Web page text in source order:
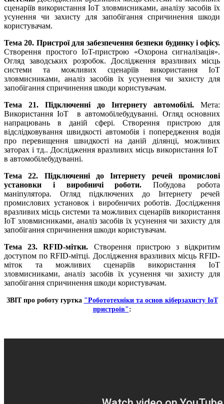
сценаріїв використання IoT зловмисниками, аналізу засобів їх
усунення чи захисту для запобігання спричинення шкоди
користувачам.
Тема 20. Пристрої для забезпечення безпеки будинку і офісу.
Створення простого IoT-пристрою «Охорона сигналізація».
Огляд заводських розробок. Дослідження вразливих місць
системи та можливих сценаріїв використання IoT
зловмисниками, аналіз засобів їх усунення чи захисту для
запобігання спричинення шкоди користувачам.
Тема 21. Підключенні до Інтернету автомобілі. Мета:
Використання IoT в автомобілебудуванні. Огляд основних
напрацювань в даній сфері. Створення пристрою для
відслідковування швидкості автомобія і попередження водія
про перевищення швидкості на даній ділянці, можливих
заторах і тд.. Дослідження вразливих місць використання IoT
в автомобілебудуванні.
Тема 22. Підключенні до Інтернету речей промислові
установки і виробничі роботи.Побудова робота
маніпулятора. Огляд підключених до Інтернету речей
промислових установок і виробничих роботів. Дослідження
вразливих місць системи та можливих сценаріїв використання
IoT зловмисниками, аналіз засобів їх усунення чи захисту для
запобігання спричинення шкоди користувачам.
Тема 23. RFID-мітки. Створення пристрою з відкритим
доступом по RFID-мітці. Дослідження вразливих місць RFID-
міток та можливих сценаріїв використання IoT
зловмисниками, аналіз засобів їх усунення чи захисту для
запобігання спричинення шкоди користувачам.
ЗВІТ про роботу гуртка "Робототехніки та основ кіберзахисту ІоТ
пристроїв":